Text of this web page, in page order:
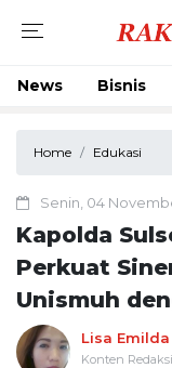
News Bisnis
Home Edukasi
Senin, 04
Kapolda
Perkuat
Unismuh
Lisa Emilda
Konten